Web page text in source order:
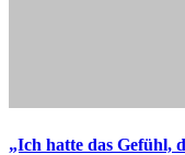
„Ich hatte das Gefühl,